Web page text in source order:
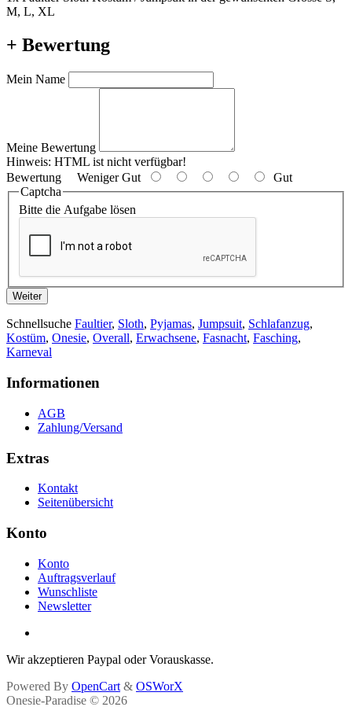
M, L, XL
+ Bewertung
Mein Name
Meine Bewertung
Hinweis: HTML ist nicht verfügbar!
Bewertung Weniger Gut
Gut
Captcha
Bitte die Aufgabe lösen
Weiter
Schnellsuche Faultier, Sloth, Pyjamas, Jumpsuit, Schlafanzug,
Kostüm, Onesie, Overall, Erwachsene, Fasnacht, Fasching,
Karneval
Informationen
AGB
Zahlung/Versand
Extras
Kontakt
Seitenübersicht
Konto
Konto
Auftragsverlauf
Wunschliste
Newsletter
Wir akzeptieren Paypal oder Vorauskasse.
Powered By OpenCart & OSWorX
Onesie-Paradise © 2026